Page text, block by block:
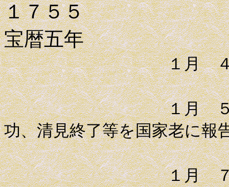
１７５５
宝暦五年
１月 ４日
１月 ５日 平田
功、清見終了等を国家老に報
１月 ７日 幕府